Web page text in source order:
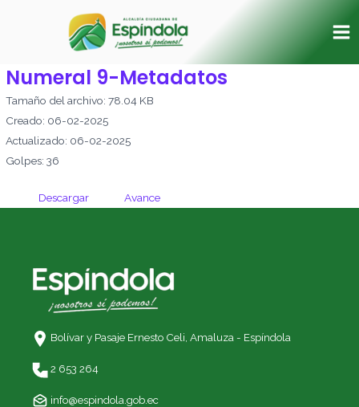
Numeral 9-Metadatos
Tamaño del archivo: 78.04 KB
Creado: 06-02-2025
Actualizado: 06-02-2025
Golpes: 36
Descargar Avance
Bolívar y Pasaje Ernesto Celi, Amaluza - Espíndola
2 653 264
info@espindola.gob.ec